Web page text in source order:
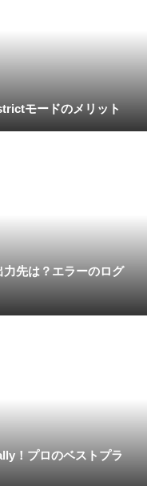
モードのメリット
先は？エラーのログ
！プロのベストプラ